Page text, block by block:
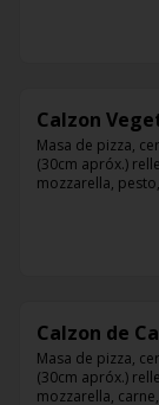
Calzon
Masa de pizza,
(30cm apróx.)
mozzarella,
Calzon de
Masa de pizza,
(30cm apróx.)
mozzarella,